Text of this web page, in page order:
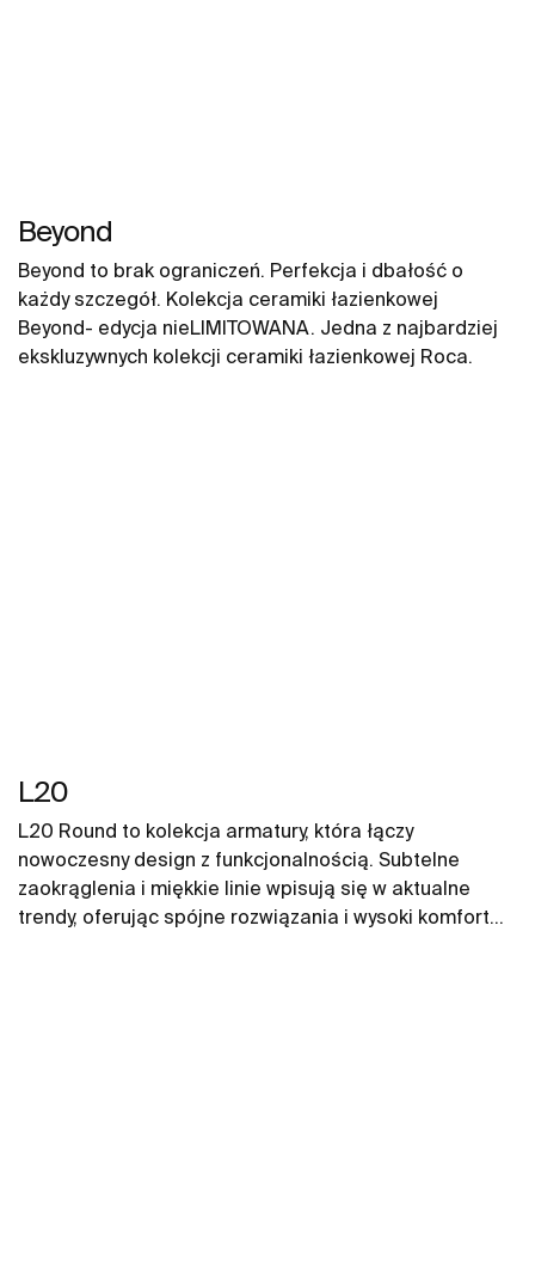
Beyond
Beyond to brak ograniczeń. Perfekcja i dbałość o
każdy szczegół. Kolekcja ceramiki łazienkowej
Beyond- edycja nieLIMITOWANA. Jedna z najbardziej
ekskluzywnych kolekcji ceramiki łazienkowej Roca.
L20
L20 Round to kolekcja armatury, która łączy
nowoczesny design z funkcjonalnością. Subtelne
zaokrąglenia i miękkie linie wpisują się w aktualne
trendy, oferując spójne rozwiązania i wysoki komfort